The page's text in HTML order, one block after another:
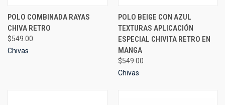
POLO COMBINADA RAYAS
CHIVA RETRO
$549.00
Chivas
POLO BEIGE CON AZUL
TEXTURAS APLICACIÓN
ESPECIAL CHIVITA RETRO EN
MANGA
$549.00
Chivas